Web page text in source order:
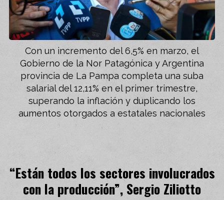
Con un incremento del 6,5% en marzo, el
Gobierno de la Nor Patagónica y Argentina
provincia de La Pampa completa una suba
salarial del 12,11% en el primer trimestre,
superando la inflación y duplicando los
aumentos otorgados a estatales nacionales
“Están todos los sectores involucrados
con la producción”, Sergio Ziliotto